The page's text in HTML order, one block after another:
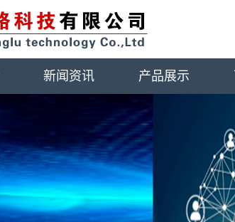
新闻资讯 产品展示